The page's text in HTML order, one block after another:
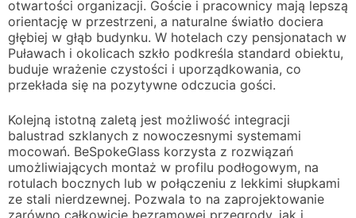
otwartości organizacji. Goście i pracownicy mają lepszą
orientację w przestrzeni, a naturalne światło dociera
głębiej w głąb budynku. W hotelach czy pensjonatach w
Puławach i okolicach szkło podkreśla standard obiektu,
buduje wrażenie czystości i uporządkowania, co
przekłada się na pozytywne odczucia gości.
Kolejną istotną zaletą jest możliwość integracji
balustrad szklanych z nowoczesnymi systemami
mocowań. BeSpokeGlass korzysta z rozwiązań
umożliwiających montaż w profilu podłogowym, na
rotulach bocznych lub w połączeniu z lekkimi słupkami
ze stali nierdzewnej. Pozwala to na zaprojektowanie
zarówno całkowicie bezramowej przegrody, jak i